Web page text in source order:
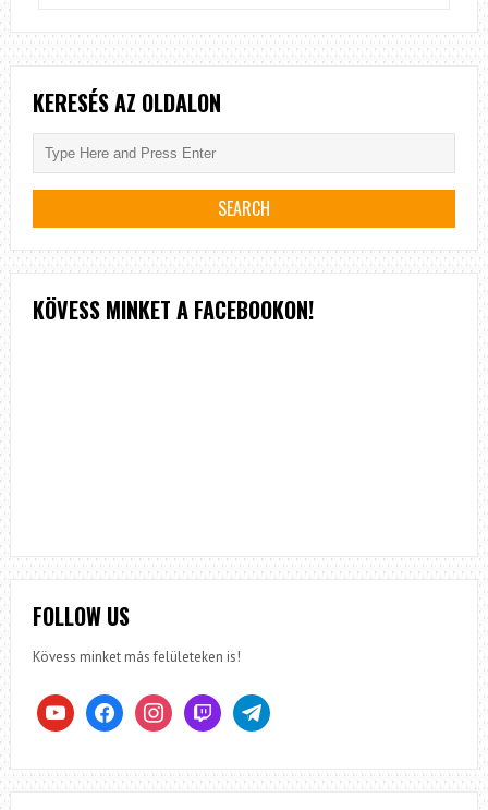
TISZA
PARTJÁN
2019
KERESÉS AZ OLDALON
KÖVESS MINKET A FACEBOOKON!
FOLLOW US
Kövess minket más felületeken is!
youtube facebookinstagramtwitch telegram